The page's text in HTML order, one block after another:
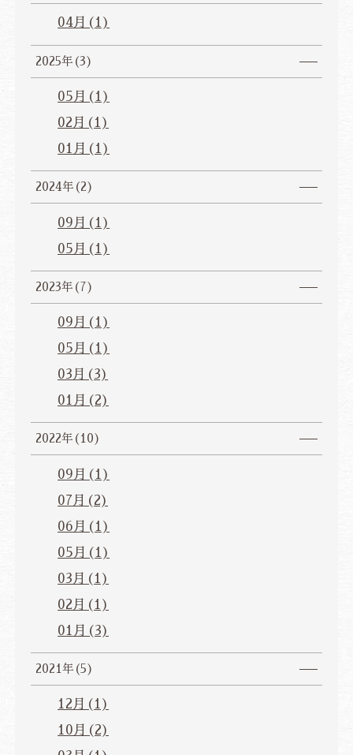
04月(1)
2025年(3)
05月(1)
02月(1)
01月(1)
2024年(2)
09月(1)
05月(1)
2023年(7)
09月(1)
05月(1)
03月(3)
01月(2)
2022年(10)
09月(1)
07月(2)
06月(1)
05月(1)
03月(1)
02月(1)
01月(3)
2021年(5)
12月(1)
10月(2)